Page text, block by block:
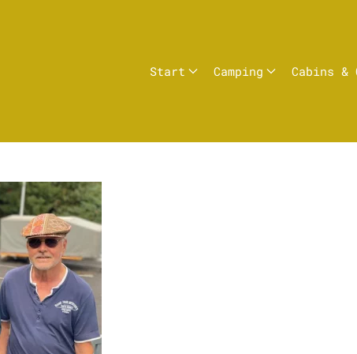
Start Camping Cabins &